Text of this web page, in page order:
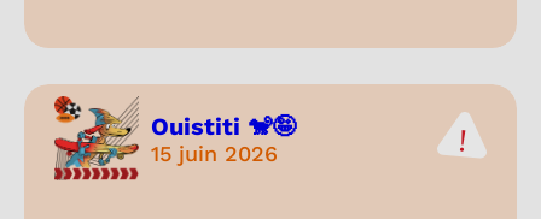
Ouistiti 🐒🤪
15 juin 2026